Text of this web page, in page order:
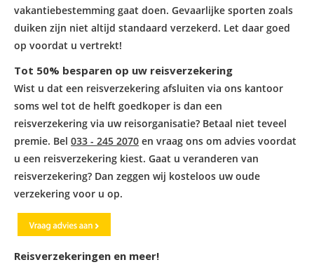
vakantiebestemming gaat doen. Gevaarlijke sporten zoals
duiken zijn niet altijd standaard verzekerd. Let daar goed
op voordat u vertrekt!
Tot 50% besparen op uw reisverzekering
Wist u dat een reisverzekering afsluiten via ons kantoor
soms wel tot de helft goedkoper is dan een
reisverzekering via uw reisorganisatie? Betaal niet teveel
premie. Bel 033 - 245 2070 en vraag ons om advies voordat
u een reisverzekering kiest. Gaat u veranderen van
reisverzekering? Dan zeggen wij kosteloos uw oude
verzekering voor u op.
Reisverzekeringen en meer!